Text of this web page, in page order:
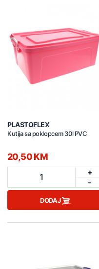
PLASTOFLEX
Kutija sa poklopcem 30l PVC
20,50 KM
1
+
-
DODAJ